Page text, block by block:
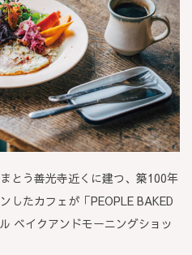
とう善光寺近くに建つ、築100年
したカフェが「PEOPLE BAKED
ベイクアンドモーニングショッ